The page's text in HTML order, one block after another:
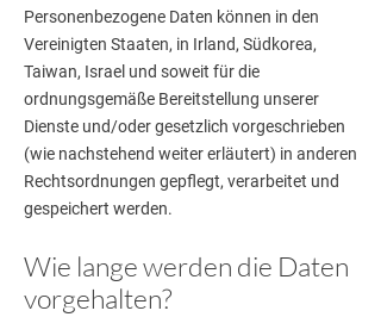
Personenbezogene Daten können in den
Vereinigten Staaten, in Irland, Südkorea,
Taiwan, Israel und soweit für die
ordnungsgemäße Bereitstellung unserer
Dienste und/oder gesetzlich vorgeschrieben
(wie nachstehend weiter erläutert) in anderen
Rechtsordnungen gepflegt, verarbeitet und
gespeichert werden.
Wie lange werden die Daten
vorgehalten?